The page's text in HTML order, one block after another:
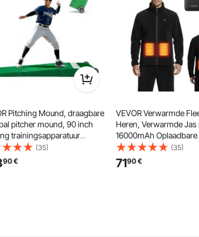
Pitching Mound, draagbare
pitcher mound, 90 inch
trainingsapparatuur
binnen), softbal pitching
met anti-fade
pitching rubber en
(35)
90€
VEVOR Verwarmde
Heren, Verwarmde Jas
16000mAh Oplaadbare
Powerbank, 6
3
Uur Warmte, voor
(35)
7190€